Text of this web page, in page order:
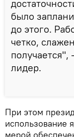
было
до этого.
четко,
получается",
лидер.
При этом
использование